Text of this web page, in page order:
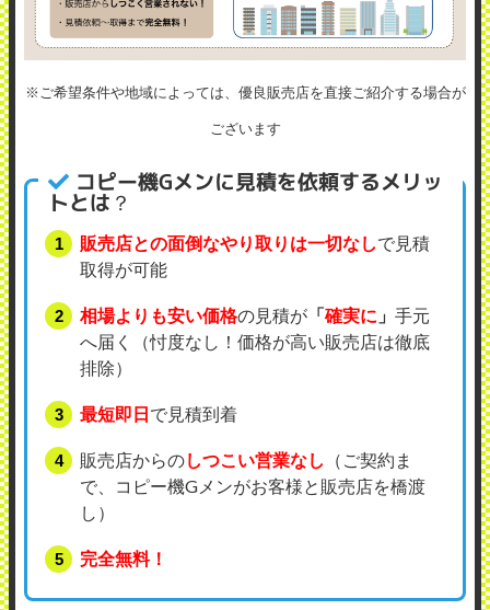
※ご希望条件や地域によっては、優良販売店を直接ご紹介する場合が
ございます
コピー機Gメンに見積を依頼するメリッ
トとは？
販売店との面倒なやり取りは一切なしで見積
取得が可能
相場よりも安い価格の見積が 「確実に 」 手元
へ届く（忖度なし！価格が高い販売店は徹底
排除）
最短即日で見積到着
販売店からのしつこい営業なし
（ご契約ま
で、コピー機Gメンがお客様と販売店を橋渡
し）
完全無料！